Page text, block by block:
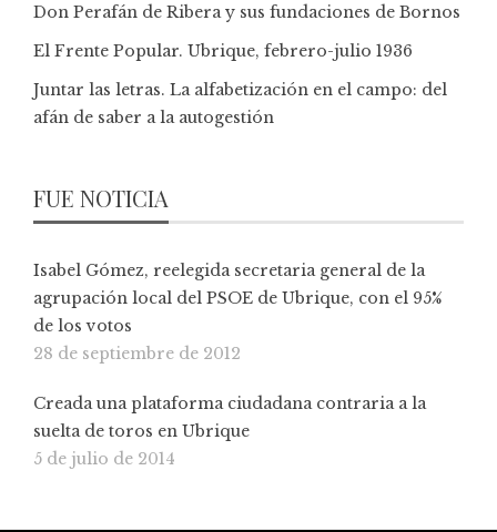
Don Perafán de Ribera y sus fundaciones de Bornos
El Frente Popular. Ubrique, febrero-julio 1936
Juntar las letras. La alfabetización en el campo: del
afán de saber a la autogestión
FUE NOTICIA
Isabel Gómez, reelegida secretaria general de la
agrupación local del PSOE de Ubrique, con el 95%
de los votos
28 de septiembre de 2012
Creada una plataforma ciudadana contraria a la
suelta de toros en Ubrique
5 de julio de 2014